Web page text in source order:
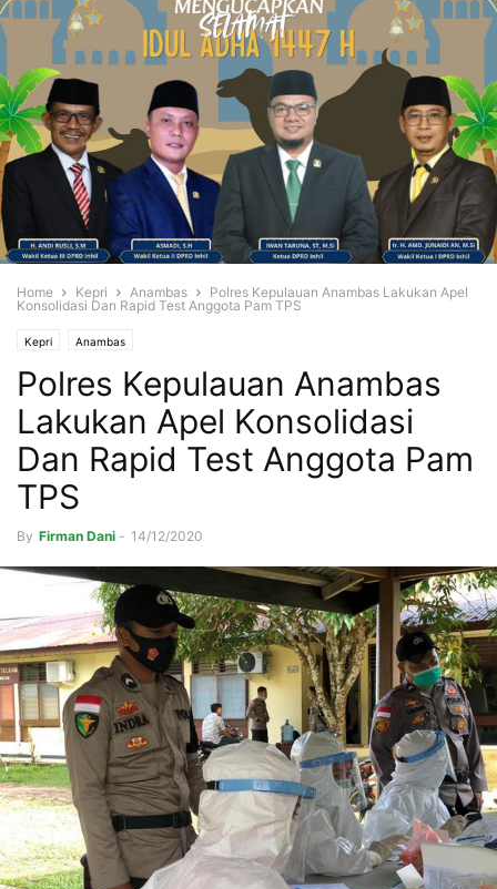
Home Kepri Anambas
Polres Kepulauan Anambas Lakukan Apel
Konsolidasi Dan Rapid Test Anggota Pam TPS
Kepri Anambas
Polres Kepulauan Anambas
Lakukan Apel Konsolidasi
Dan Rapid Test Anggota Pam
TPS
By Firman Dani - 14/12/2020